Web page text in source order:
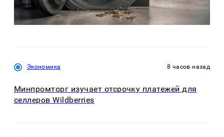
Экономика 8 часов назад
Минпромторг изучает отсрочку платежей для
селлеров Wildberries